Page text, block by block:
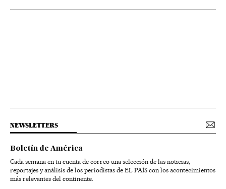
NEWSLETTERS
Boletín de América
Cada semana en tu cuenta de correo una selección de las noticias,
reportajes y análisis de los periodistas de EL PAÍS con los acontecimientos
más relevantes del continente.